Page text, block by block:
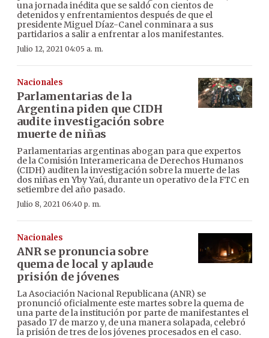
una jornada inédita que se saldó con cientos de
detenidos y enfrentamientos después de que el
presidente Miguel Díaz-Canel conminara a sus
partidarios a salir a enfrentar a los manifestantes.
Julio 12, 2021 04:05 a. m.
Nacionales
Parlamentarias de la
Argentina piden que CIDH
audite investigación sobre
muerte de niñas
Parlamentarias argentinas abogan para que expertos
de la Comisión Interamericana de Derechos Humanos
(CIDH) auditen la investigación sobre la muerte de las
dos niñas en Yby Yaú, durante un operativo de la FTC en
setiembre del año pasado.
Julio 8, 2021 06:40 p. m.
Nacionales
ANR se pronuncia sobre
quema de local y aplaude
prisión de jóvenes
La Asociación Nacional Republicana (ANR) se
pronunció oficialmente este martes sobre la quema de
una parte de la institución por parte de manifestantes el
pasado 17 de marzo y, de una manera solapada, celebró
la prisión de tres de los jóvenes procesados en el caso.